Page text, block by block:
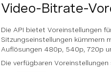
Video-Bitrate-
Die API bietet Voreinstellungen
Sitzungseinstellungen kümmern
Auflösungen 480p, 540p, 720p
Die verfügbaren Voreinstellungen